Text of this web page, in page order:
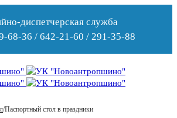
диспетчерская служба
68-36 / 642-21-60 / 291-35-88
/Паспортный стол в праздники